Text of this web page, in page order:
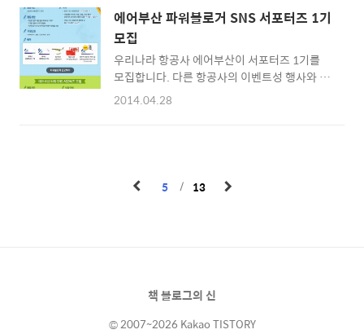
이에게 신형 벤츠를 3년간 임대해주기로 했습
니다. 인스타그램 파워유저의 팬들은 프로모션
홈페이지를 통해 누가 차를 타고 있고 현재 어느
도로를 지나가고 있는지 알 수 있어 마치 함께
여행한 ..
인스타그램에 공유하면 100명에게 그린 기프
트 박스를 증정하기로 했는데요. 20일간 진행된
인스타그램 이벤트에 2천명이 넘는 팬들이 참
여해 성공적인 사례로 평가받고 있습니다. 쉬운
참여방식으로 기업이 알리고자 하는 브랜드 메
시지를 명확히 전달했습니다. 이니스프리 인스
니스프리가 추구하고 고객들..
에어부산 파워블로거 SNS 서포터즈 1기
모집
우리나라 항공사 에어부산이 서포터즈 1기를
모집합니다. 다른 항공사의 이벤트성 행사와 달
리 파워블로거 그룹과 SNS 그룹을 따로 모집합
리고 있습니다. 5월 30일까지 신청하시면 됩니
다. 독자분들도 얼른 지원해보세요. 에어부산
2014.04.28
5 13
책 블로그의 신
© 2007~2026 Kakao TISTORY